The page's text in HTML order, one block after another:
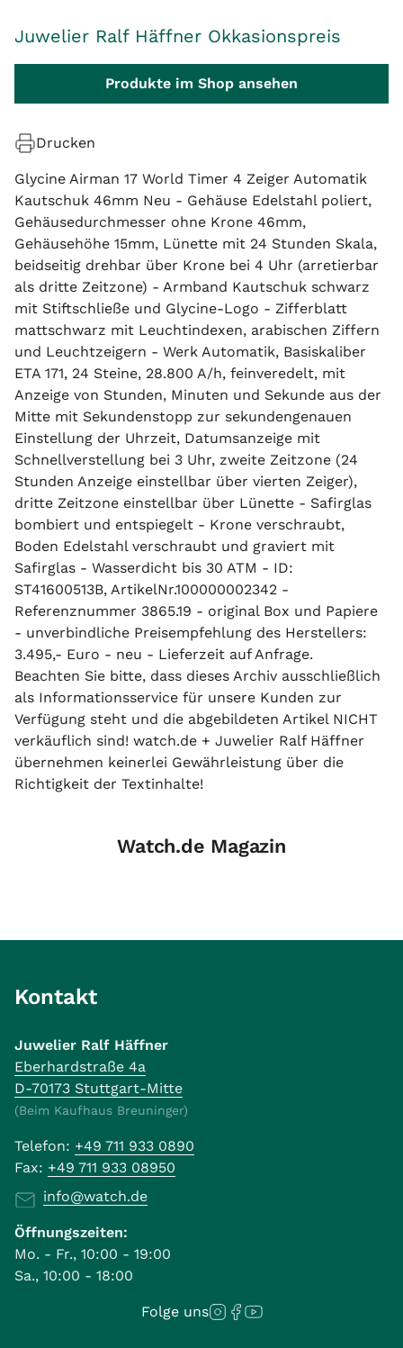
Juwelier Ralf Häffner Okkasionspreis
Produkte im Shop ansehen
Drucken
Glycine Airman 17 World Timer 4 Zeiger Automatik
Kautschuk 46mm Neu - Gehäuse Edelstahl poliert,
Gehäusedurchmesser ohne Krone 46mm,
Gehäusehöhe 15mm, Lünette mit 24 Stunden Skala,
beidseitig drehbar über Krone bei 4 Uhr (arretierbar
als dritte Zeitzone) - Armband Kautschuk schwarz
mit Stiftschließe und Glycine-Logo - Zifferblatt
mattschwarz mit Leuchtindexen, arabischen Ziffern
und Leuchtzeigern - Werk Automatik, Basiskaliber
ETA 171, 24 Steine, 28.800 A/h, feinveredelt, mit
Anzeige von Stunden, Minuten und Sekunde aus der
Mitte mit Sekundenstopp zur sekundengenauen
Einstellung der Uhrzeit, Datumsanzeige mit
Schnellverstellung bei 3 Uhr, zweite Zeitzone (24
Stunden Anzeige einstellbar über vierten Zeiger),
dritte Zeitzone einstellbar über Lünette - Safirglas
bombiert und entspiegelt - Krone verschraubt,
Boden Edelstahl verschraubt und graviert mit
Safirglas - Wasserdicht bis 30 ATM - ID:
ST41600513B, ArtikelNr.100000002342 -
Referenznummer 3865.19 - original Box und Papiere
- unverbindliche Preisempfehlung des Herstellers:
3.495,- Euro - neu - Lieferzeit auf Anfrage.
Beachten Sie bitte, dass dieses Archiv ausschließlich
als Informationsservice für unsere Kunden zur
Verfügung steht und die abgebildeten Artikel NICHT
verkäuflich sind! watch.de + Juwelier Ralf Häffner
übernehmen keinerlei Gewährleistung über die
Richtigkeit der Textinhalte!
Watch.de Magazin
Kontakt
Juwelier Ralf Häffner
Eberhardstraße 4a
D-70173 Stuttgart-Mitte
(Beim Kaufhaus Breuninger)
Telefon: +49 711 933 0890
Fax: +49 711 933 08950
info@watch.de
Öffnungszeiten:
Mo. - Fr., 10:00 - 19:00
Sa., 10:00 - 18:00
Folge uns